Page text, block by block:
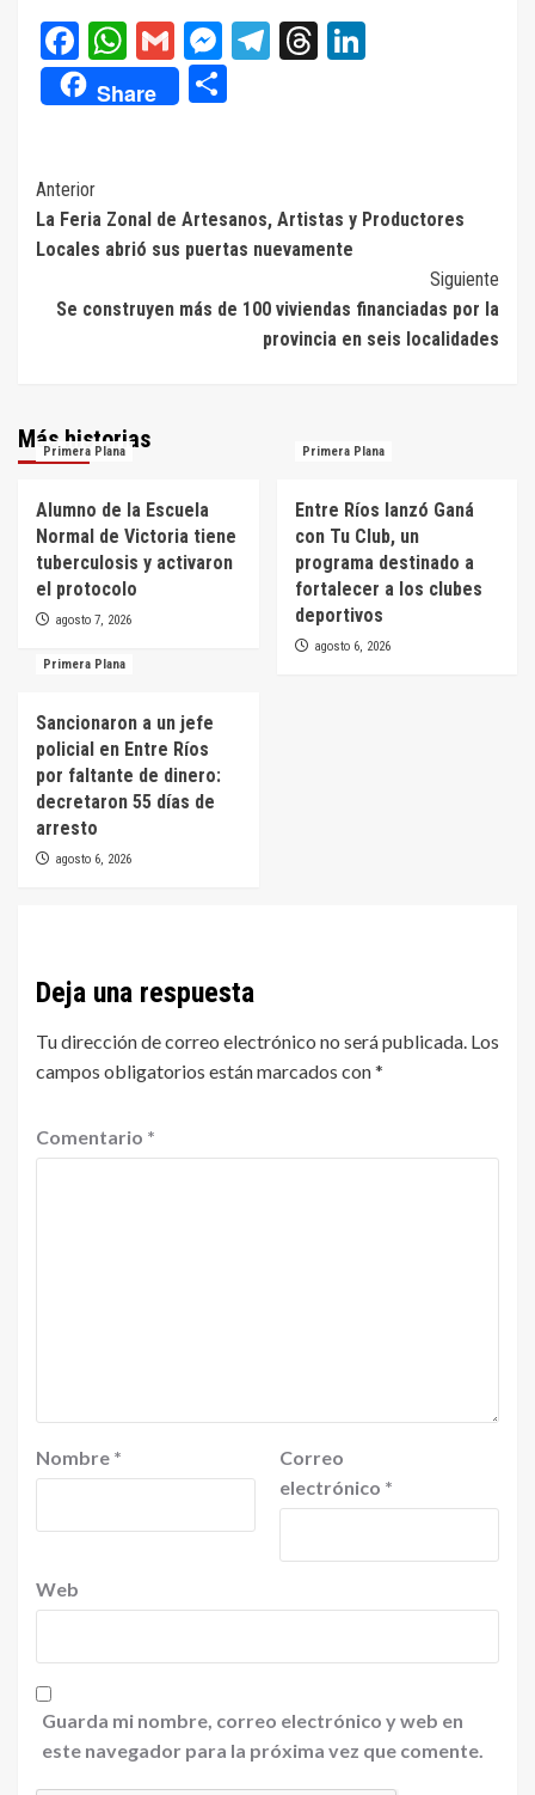
Facebook
WhatsApp
GmailMessenger
Telegram
Threads
Share
Navegación
de
Anterior
La Feria Zonal de Artesanos, Artistas y Productores
Locales abrió sus puertas nuevamente
Siguiente
Se construyen más de 100 viviendas financiadas por la
provincia en seis localidades
Más historias
Primera Plana
Alumno de la Escuela
Normal de Victoria tiene
tuberculosis y activaron
el protocolo
agosto 7, 2026
Primera Plana
Entre Ríos lanzó Ganá
con Tu Club, un
programa destinado a
fortalecer a los clubes
deportivos
agosto 6, 2026
Primera Plana
Sancionaron a un jefe
policial en Entre Ríos
por faltante de dinero:
decretaron 55 días de
arresto
agosto 6, 2026
Deja una respuesta
Tu dirección de correo electrónico no será publicada. Los
campos obligatorios están marcados con*
Comentario *
Nombre *
Correo
electrónico *
Web
Guarda mi nombre, correo electrónico y web en
este navegador para la próxima vez que comente.